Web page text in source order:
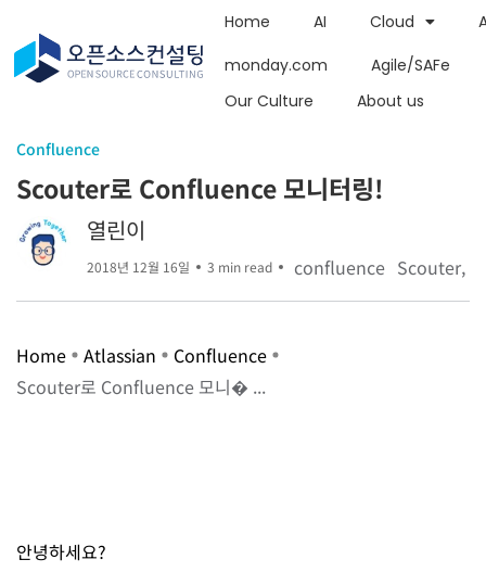
Home AI Cloud
monday.com
Agile/SAFe
Our Culture
About us
Confluence
Scouter로 Confluence 모니터링!
열린이
2018년 12월 16일 3 min read confluence Scouter
Home Atlassian
Confluence
Scouter로 Confluence 모니� ...
안녕하세요?